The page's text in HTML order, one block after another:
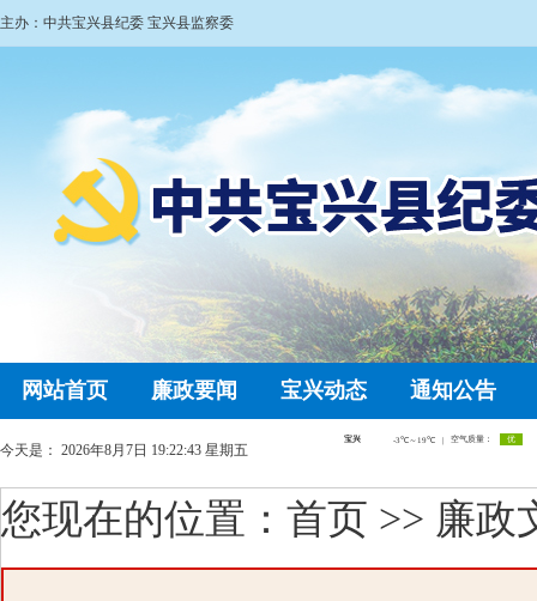
主办：中共宝兴县纪委 宝兴县监察委
网站首页 廉政要闻 宝兴动态 通知公告
今天是： 2026年8月7日 19:22:44 星期五
您现在的位置： 首页 >> 廉政